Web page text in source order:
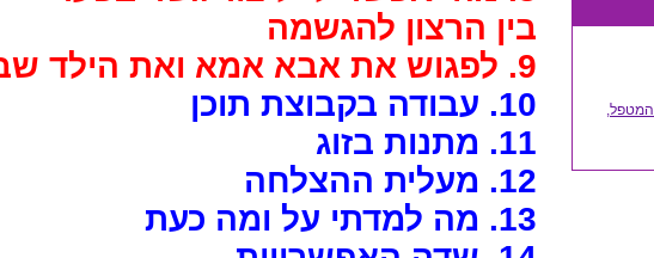
סדנה קבוצתית-24/7/26 המטפל,
בין הרצון להגשמה
9. לפגוש את אבא אמא ואת הילד שבי
10. עבודה בקבוצת תוכן
11. מתנות בזוג
12. מעלית ההצלחה
13. מה למדתי על ומה כעת